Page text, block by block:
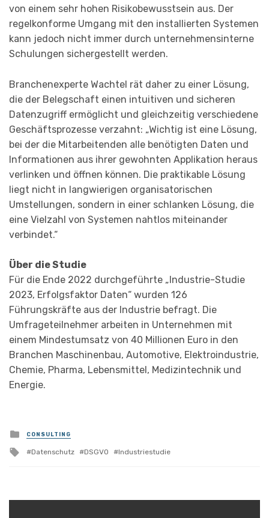
von einem sehr hohen Risikobewusstsein aus. Der
regelkonforme Umgang mit den installierten Systemen
kann jedoch nicht immer durch unternehmensinterne
Schulungen sichergestellt werden.
Branchenexperte Wachtel rät daher zu einer Lösung,
die der Belegschaft einen intuitiven und sicheren
Datenzugriff ermöglicht und gleichzeitig verschiedene
Geschäftsprozesse verzahnt: „Wichtig ist eine Lösung,
bei der die Mitarbeitenden alle benötigten Daten und
Informationen aus ihrer gewohnten Applikation heraus
verlinken und öffnen können. Die praktikable Lösung
liegt nicht in langwierigen organisatorischen
Umstellungen, sondern in einer schlanken Lösung, die
eine Vielzahl von Systemen nahtlos miteinander
verbindet.“
Über die Studie
Für die Ende 2022 durchgeführte „Industrie-Studie
2023, Erfolgsfaktor Daten“ wurden 126
Führungskräfte aus der Industrie befragt. Die
Umfrageteilnehmer arbeiten in Unternehmen mit
einem Mindestumsatz von 40 Millionen Euro in den
Branchen Maschinenbau, Automotive, Elektroindustrie,
Chemie, Pharma, Lebensmittel, Medizintechnik und
Energie.
Posted
in
CONSULTING
Tagged
Datenschutz DSGVO Industriestudie